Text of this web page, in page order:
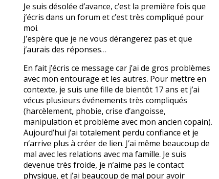
Je suis désolée d’avance, c’est la première fois que
j’écris dans un forum et c’est très compliqué pour
moi.
J’espère que je ne vous dérangerez pas et que
j’aurais des réponses…
En fait j’écris ce message car j’ai de gros problèmes
avec mon entourage et les autres. Pour mettre en
contexte, je suis une fille de bientôt 17 ans et j’ai
vécus plusieurs événements très compliqués
(harcèlement, phobie, crise d’angoisse,
manipulation et problème avec mon ancien copain).
Aujourd’hui j’ai totalement perdu confiance et je
n’arrive plus à créer de lien. J’ai même beaucoup de
mal avec les relations avec ma famille. Je suis
devenue très froide, je n’aime pas le contact
physique, et j’ai beaucoup de mal pour avoir